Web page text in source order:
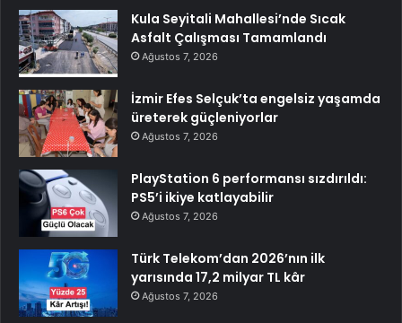
Kula Seyitali Mahallesi’nde Sıcak
Asfalt Çalışması Tamamlandı
Ağustos 7, 2026
İzmir Efes Selçuk’ta engelsiz yaşamda
üreterek güçleniyorlar
Ağustos 7, 2026
PlayStation 6 performansı sızdırıldı:
PS5’i ikiye katlayabilir
Ağustos 7, 2026
Türk Telekom’dan 2026’nın ilk
yarısında 17,2 milyar TL kâr
Ağustos 7, 2026